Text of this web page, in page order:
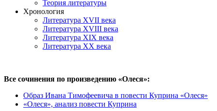
Теория литературы
Хронология
Литература XVII века
Литература XVIII века
Литература XIX века
Литература XX века
Все сочинения по произведению «Олеся»:
Образ Ивана Тимофеевича в повести Куприна «Олеся»
«Олеся», анализ повести Куприна